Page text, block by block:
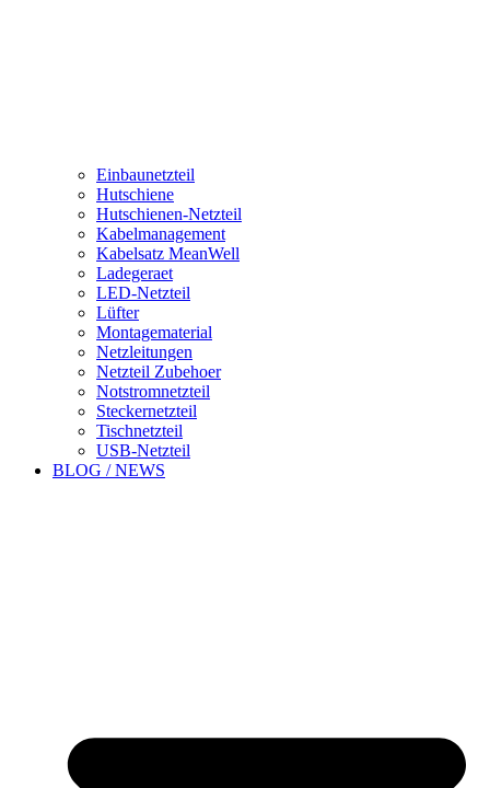
Einbaunetzteil
Hutschiene
Hutschienen-Netzteil
Kabelmanagement
Kabelsatz MeanWell
Ladegeraet
LED-Netzteil
Lüfter
Montagematerial
Netzleitungen
Netzteil Zubehoer
Notstromnetzteil
Steckernetzteil
Tischnetzteil
USB-Netzteil
BLOG / NEWS